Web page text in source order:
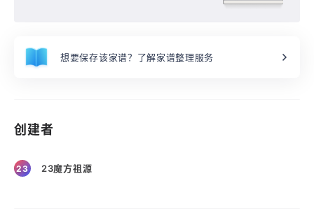
想要保存该家谱？了解家谱整理服务
创建者
23 23魔方祖源